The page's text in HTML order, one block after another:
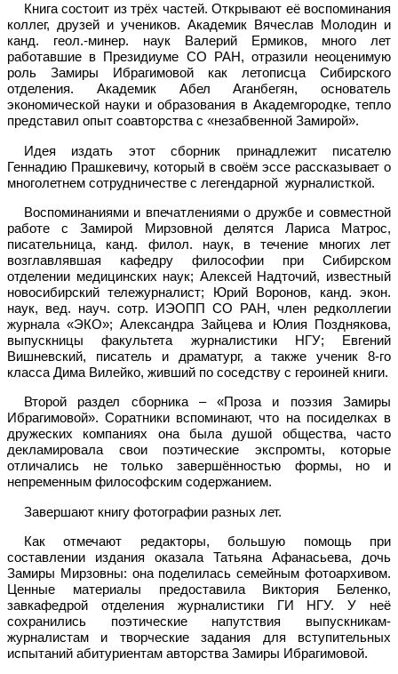
Книга состоит из трёх частей. Открывают её воспоминания
коллег, друзей и учеников. Академик Вячеслав Молодин и
канд. геол.-минер. наук Валерий Ермиков, много лет
работавшие в Президиуме СО РАН, отразили неоценимую
роль Замиры Ибрагимовой как летописца Сибирского
отделения. Академик Абел Аганбегян, основатель
экономической науки и образования в Академгородке, тепло
представил опыт соавторства с «незабвенной Замирой».
Идея издать этот сборник принадлежит писателю
Геннадию Прашкевичу, который в своём эссе рассказывает о
многолетнем сотрудничестве с легендарной журналисткой.
Воспоминаниями и впечатлениями о дружбе и совместной
работе с Замирой Мирзовной делятся Лариса Матрос,
писательница, канд. филол. наук, в течение многих лет
возглавлявшая кафедру философии при Сибирском
отделении медицинских наук; Алексей Надточий, известный
новосибирский тележурналист; Юрий Воронов, канд. экон.
наук, вед. науч. сотр. ИЭОПП СО РАН, член редколлегии
журнала «ЭКО»; Александра Зайцева и Юлия Позднякова,
выпускницы факультета журналистики НГУ; Евгений
Вишневский, писатель и драматург, а также ученик 8-го
класса Дима Вилейко, живший по соседству с героиней книги.
Второй раздел сборника – «Проза и поэзия Замиры
Ибрагимовой». Соратники вспоминают, что на посиделках в
дружеских компаниях она была душой общества, часто
декламировала свои поэтические экспромты, которые
отличались не только завершённостью формы, но и
непременным философским содержанием.
Завершают книгу фотографии разных лет.
Как отмечают редакторы, большую помощь при
составлении издания оказала Татьяна Афанасьева, дочь
Замиры Мирзовны: она поделилась семейным фотоархивом.
Ценные материалы предоставила Виктория Беленко,
завкафедрой отделения журналистики ГИ НГУ. У неё
сохранились поэтические напутствия выпускникам-
журналистам и творческие задания для вступительных
испытаний абитуриентам авторства Замиры Ибрагимовой.